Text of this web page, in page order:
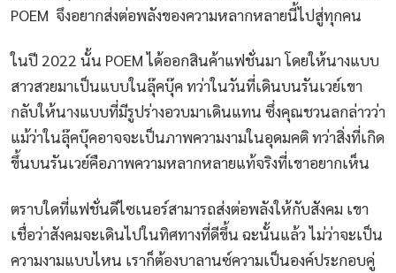
POEM จึงอยากส่งต่อพลังของความหลากหลายนี้ไปสู่ทุกคน
ในปี 2022 นั้น POEM ได้ออกสินค้าแฟชั่นมา โดยให้นางแบบ
สาวสวยมาเป็นแบบในลุ๊คบุ๊ค ทว่าในวันที่เดินบนรันเวย์เขา
กลับให้นางแบบที่มีรูปร่างอวบมาเดินแทน ซึ่งคุณชวนลกล่าวว่า
แม้ว่าในลุ๊คบุ๊คอาจจะเป็นภาพความงามในอุดมคติ ทว่าสิ่งที่เกิด
ขึ้นบนรันเวย์คือภาพความหลากหลายแท้จริงที่เขาอยากเห็น
ตราบใดที่แฟชั่นดีไซเนอร์สามารถส่งต่อพลังให้กับสังคม เขา
เชื่อว่าสังคมจะเดินไปในทิศทางที่ดีขึ้น ฉะนั้นแล้ว ไม่ว่าจะเป็น
ความงามแบบไหน เราก็ต้องบาลานซ์ความเป็นองค์ประกอบคู่